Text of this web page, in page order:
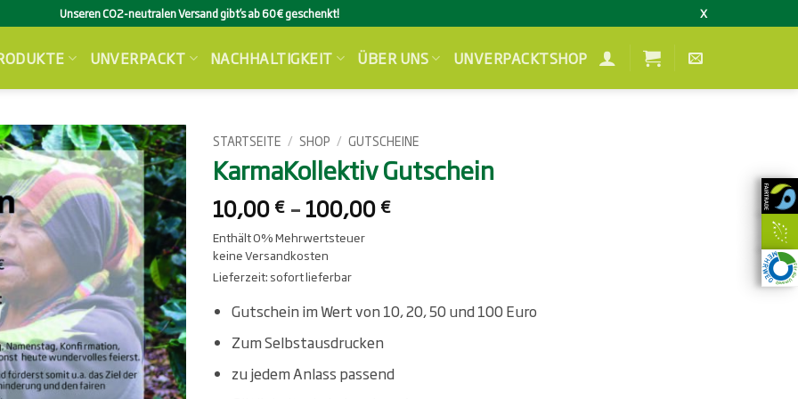
Unseren CO2-neutralen Versand gibt’s ab 60€ geschenkt! X
UNVERPACKT NACHHALTIGKEIT ÜBER UNS UNVERPACKTSHOP
STARTSEITE / SHOP / GUTSCHEINE
KarmaKollektiv Gutschein
10,00 € –100,00 €Preisspanne:
Enthält 0% Mehrwertsteuer
keine Versandkosten
Lieferzeit: sofort lieferbar
Gutschein im Wert von 10, 20, 50 und 100 Euro
Zum Selbstausdrucken
zu jedem Anlass passend